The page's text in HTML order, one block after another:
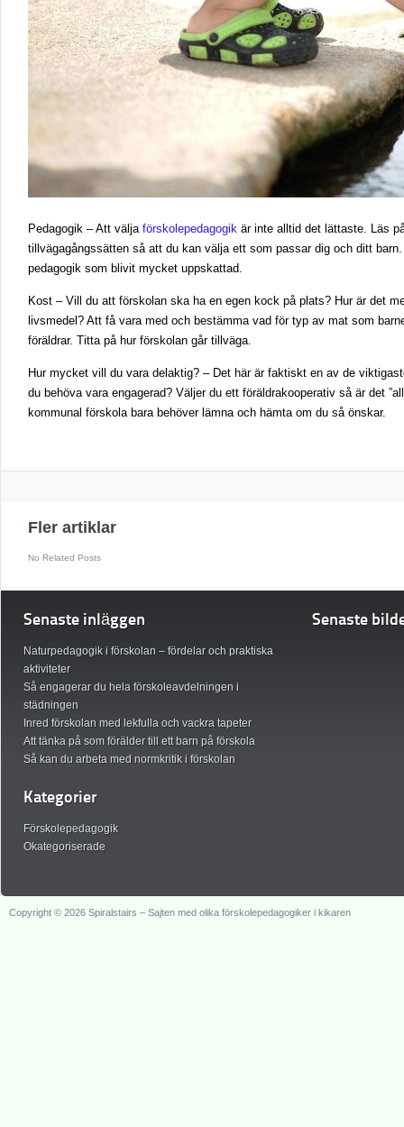
Pedagogik – Att välja förskolepedagogik är inte alltid det lättaste. Läs
tillvägagångssätten så att du kan välja ett som passar dig och ditt
pedagogik som blivit mycket uppskattad.
Kost – Vill du att förskolan ska ha en egen kock på plats? Hur är det
livsmedel? Att få vara med och bestämma vad för typ av mat som
föräldrar. Titta på hur förskolan går tillväga.
Hur mycket vill du vara delaktig? – Det här är faktiskt en av de
du behöva vara engagerad? Väljer du ett föräldrakooperativ så är det
kommunal förskola bara behöver lämna och hämta om du så önskar.
Fler artiklar
No Related Posts
Senaste inläggen
Naturpedagogik i förskolan – fördelar och praktiska
aktiviteter
Så engagerar du hela förskoleavdelningen i
städningen
Inred förskolan med lekfulla och vackra tapeter
Att tänka på som förälder till ett barn på förskola
Så kan du arbeta med normkritik i förskolan
Kategorier
Förskolepedagogik
Okategoriserade
Senaste
Copyright © 2026 Spiralstairs – Sajten med olika förskolepedagogiker i kikaren